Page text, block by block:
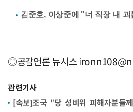
김준호, 이상준에 "너 직장 내 괴
◎공감언론 뉴시스
관련기사